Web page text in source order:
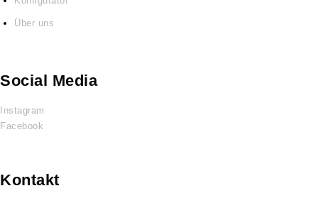
Über uns
Social Media
Instagram
Facebook
Kontakt